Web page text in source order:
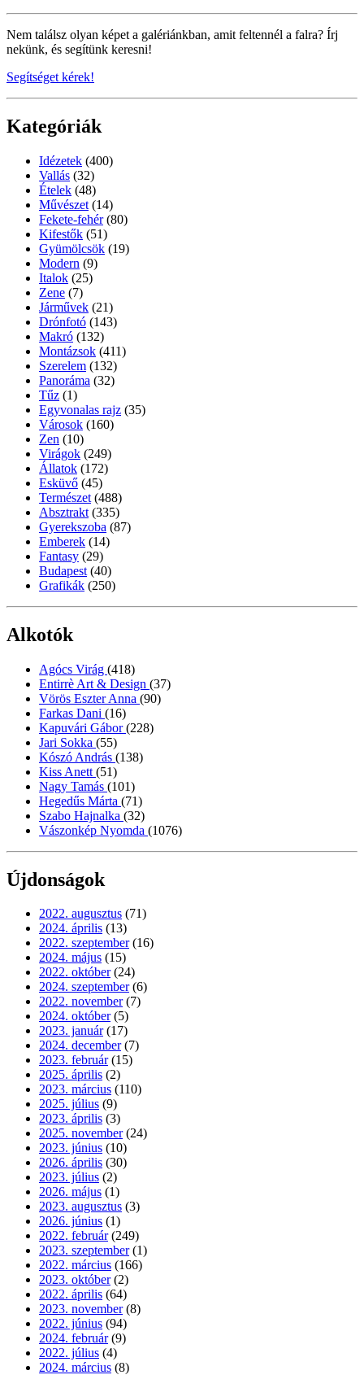
Nem találsz olyan képet a galériánkban, amit feltennél a falra? Írj
nekünk, és segítünk keresni!
Segítséget kérek!
Kategóriák
Idézetek (400)
Vallás (32)
Ételek (48)
Művészet (14)
Fekete-fehér (80)
Kifestők (51)
Gyümölcsök (19)
Modern (9)
Italok (25)
Zene (7)
Járművek (21)
Drónfotó (143)
Makró (132)
Montázsok (411)
Szerelem (132)
Panoráma (32)
Tűz (1)
Egyvonalas rajz (35)
Városok (160)
Zen (10)
Virágok (249)
Állatok (172)
Esküvő (45)
Természet (488)
Absztrakt (335)
Gyerekszoba (87)
Emberek (14)
Fantasy (29)
Budapest (40)
Grafikák (250)
Alkotók
Agócs Virág (418)
Entirrè Art & Design (37)
Vörös Eszter Anna (90)
Farkas Dani (16)
Kapuvári Gábor(228)
Jari Sokka (55)
Kószó András (138)
Kiss Anett (51)
Nagy Tamás (101)
Hegedűs Márta (71)
Szabo Hajnalka (32)
Vászonkép Nyomda (1076)
Újdonságok
2022. augusztus (71)
2024. április (13)
2022. szeptember (16)
2024. május (15)
2022. október (24)
2024. szeptember (6)
2022. november (7)
2024. október (5)
2023. január (17)
2024. december (7)
2023. február (15)
2025. április (2)
2023. március (110)
2025. július (9)
2023. április (3)
2025. november (24)
2023. június (10)
2026. április (30)
2023. július (2)
2026. május (1)
2023. augusztus (3)
2026. június (1)
2022. február (249)
2023. szeptember (1)
2022. március (166)
2023. október (2)
2022. április (64)
2023. november (8)
2022. június (94)
2024. február (9)
2022. július (4)
2024. március (8)